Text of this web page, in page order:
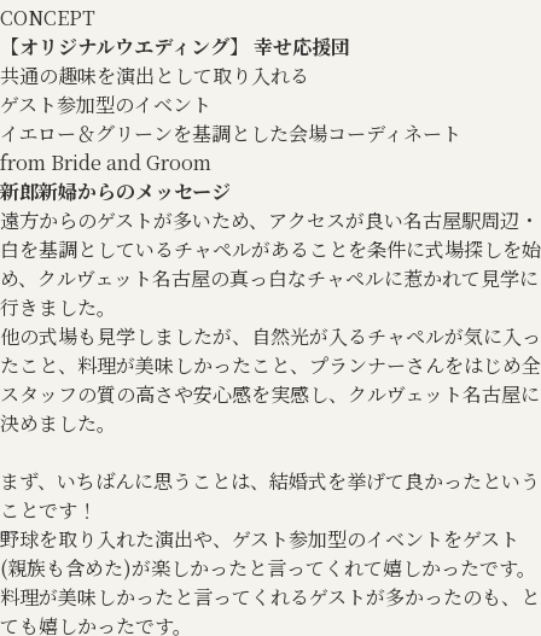
CONCEPT
【オリジナルウエディング】 幸せ応援団
共通の趣味を演出として取り入れる
ゲスト参加型のイベント
イエロー＆グリーンを基調とした会場コーディネート
from Bride and Groom
新郎新婦からのメッセージ
遠方からのゲストが多いため、アクセスが良い名古屋駅周辺・
白を基調としているチャペルがあることを条件に式場探しを始
め、クルヴェット名古屋の真っ白なチャペルに惹かれて見学に
行きました。
他の式場も見学しましたが、自然光が入るチャペルが気に入っ
たこと、料理が美味しかったこと、プランナーさんをはじめ全
スタッフの質の高さや安心感を実感し、クルヴェット名古屋に
決めました。
まず、いちばんに思うことは、結婚式を挙げて良かったという
ことです！
野球を取り入れた演出や、ゲスト参加型のイベントをゲスト
(親族も含めた)が楽しかったと言ってくれて嬉しかったです。
料理が美味しかったと言ってくれるゲストが多かったのも、と
ても嬉しかったです。